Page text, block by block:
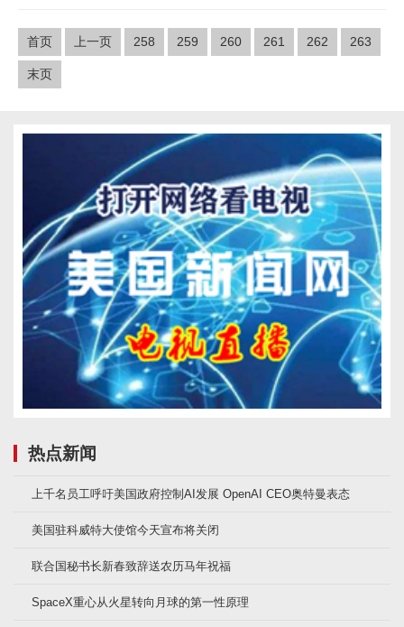
首页 上一页 258 259 260 261 262 263
末页
热点新闻
上千名员工呼吁美国政府控制AI发展 OpenAI CEO奥特曼表态
美国驻科威特大使馆今天宣布将关闭
联合国秘书长新春致辞送农历马年祝福
SpaceX重心从火星转向月球的第一性原理